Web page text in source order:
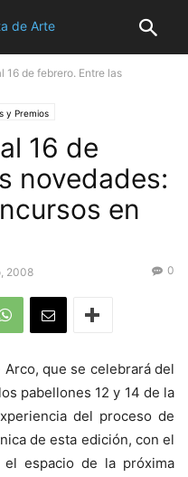
16 de febrero. Entre las
y Premios
16 de
novedades:
en
2008 0
Arco, que se celebrará del
pabellones 12 y 14 de la
del proceso de
de esta edición, con el
espacio de la próxima